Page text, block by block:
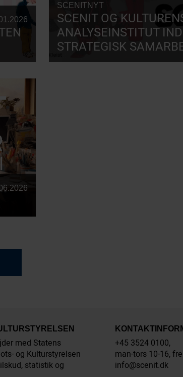
SCENITNYT
SCENIT OG
ANALYSEINSTITUT
STRATEGISK
med Statens
og Kulturstyrelsen
statistik og
+45 3524 0100,
man-tors 10-16,
info@scenit.dk